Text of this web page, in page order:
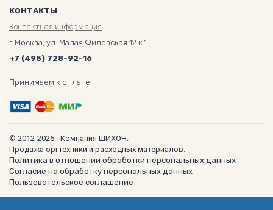
КОНТАКТЫ
Контактная информация
г.Москва, ул. Малая Филёвская 12 к.1
+7 (495) 728-92-16
Принимаем к оплате
© 2012-2026 - Компания ШИХОН.
Продажа оргтехники и расходных материалов.
Политика в отношении обработки персональных данных
Согласие на обработку персональных данных
Пользовательское соглашение